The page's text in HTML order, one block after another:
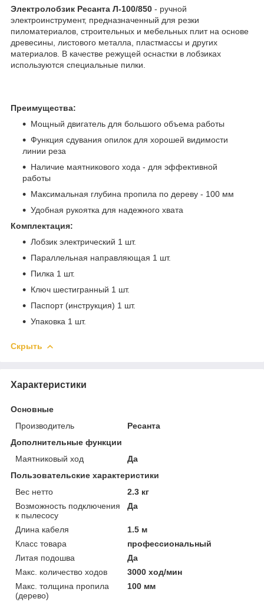
Электролобзик Ресанта Л-100/850 - ручной
электроинструмент, предназначенный для резки
пиломатериалов, строительных и мебельных плит на основе
древесины, листового металла, пластмассы и других
материалов. В качестве режущей оснастки в лобзиках
используются специальные пилки.
Преимущества:
Мощный двигатель для большого объема работы
Функция сдувания опилок для хорошей видимости
линии реза
Наличие маятникового хода - для эффективной
работы
Максимальная глубина пропила по дереву - 100 мм
Удобная рукоятка для надежного хвата
Комплектация:
Лобзик электрический 1 шт.
Параллельная направляющая 1 шт.
Пилка 1 шт.
Ключ шестигранный 1 шт.
Паспорт (инструкция) 1 шт.
Упаковка 1 шт.
Скрыть
Характеристики
Основные
Производитель
Ресанта
Дополнительные функции
Маятниковый ход
Да
Пользовательские характеристики
Вес нетто
2.3 кг
Возможность подключения
к пылесосу
Да
Длина кабеля
1.5 м
Класс товара
профессиональный
Литая подошва
Да
Макс. количество ходов
3000 ход/мин
Макс. толщина пропила
(дерево)
100 мм